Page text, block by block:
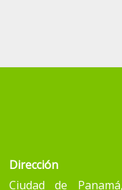
Dirección
Ciudad de